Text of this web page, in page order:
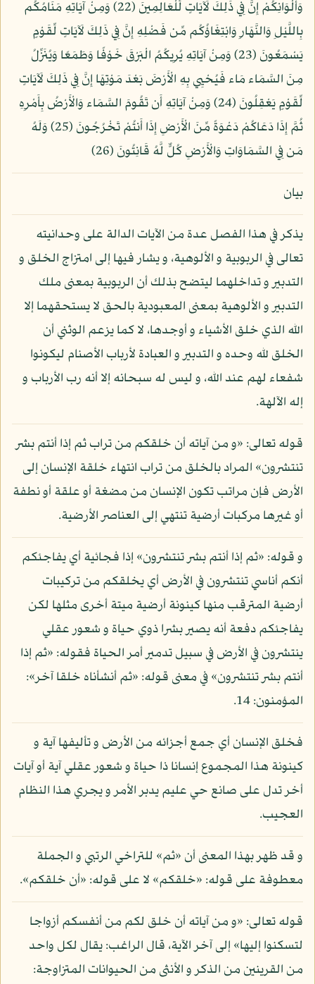
وَأَلْوَانِكُمْ إِنَّ فِي ذَلِكَ لَآيَاتٍ لِّلْعَالِمِينَ (22) وَمِنْ آيَاتِهِ مَنَامُكُم
بِاللَّيْلِ وَالنَّهَارِ وَابْتِغَاؤُكُم مِّن فَضْلِهِ إِنَّ فِي ذَلِكَ لَآيَاتٍ لِّقَوْمٍ
يَسْمَعُونَ (23) وَمِنْ آيَاتِهِ يُرِيكُمُ الْبَرْقَ خَوْفًا وَطَمَعًا وَيُنَزِّلُ
مِنَ السَّمَاء مَاء فَيُحْيِي بِهِ الْأَرْضَ بَعْدَ مَوْتِهَا إِنَّ فِي ذَلِكَ لَآيَاتٍ
لِّقَوْمٍ يَعْقِلُونَ (24) وَمِنْ آيَاتِهِ أَن تَقُومَ السَّمَاء وَالْأَرْضُ بِأَمْرِهِ
ثُمَّ إِذَا دَعَاكُمْ دَعْوَةً مِّنَ الْأَرْضِ إِذَا أَنتُمْ تَخْرُجُونَ (25) وَلَهُ
مَن فِي السَّمَاوَاتِ وَالْأَرْضِ كُلٌّ لَّهُ قَانِتُونَ (26)
بيان
يذكر في هذا الفصل عدة من الآيات الدالة على وحدانيته
تعالى في الربوبية و الألوهية، و يشار فيها إلى امتزاج الخلق و
التدبير و تداخلهما ليتضح بذلك أن الربوبية بمعنى ملك
التدبير و الألوهية بمعنى المعبودية بالحق لا يستحقهما إلا
الله الذي خلق الأشياء و أوجدها، لا كما يزعم الوثني أن
الخلق لله وحده و التدبير و العبادة لأرباب الأصنام ليكونوا
شفعاء لهم عند الله، و ليس له سبحانه إلا أنه رب الأرباب و
إله الآلهة.
قوله تعالى: «و من آياته أن خلقكم من تراب ثم إذا أنتم بشر
تنتشرون» المراد بالخلق من تراب انتهاء خلقة الإنسان إلى
الأرض فإن مراتب تكون الإنسان من مضغة أو علقة أو نطفة
أو غيرها مركبات أرضية تنتهي إلى العناصر الأرضية.
و قوله: «ثم إذا أنتم بشر تنتشرون» إذا فجائية أي يفاجئكم
أنكم أناسي تنتشرون في الأرض أي يخلقكم من تركيبات
أرضية المترقب منها كينونة أرضية ميتة أخرى مثلها لكن
يفاجئكم دفعة أنه يصير بشرا ذوي حياة و شعور عقلي
ينتشرون في الأرض في سبيل تدمير أمر الحياة فقوله: «ثم إذا
أنتم بشر تنتشرون» في معنى قوله: «ثم أنشأناه خلقا آخر»:
المؤمنون: 14.
فخلق الإنسان أي جمع أجزائه من الأرض و تأليفها آية و
كينونة هذا المجموع إنسانا ذا حياة و شعور عقلي آية أو آيات
أخر تدل على صانع حي عليم يدبر الأمر و يجري هذا النظام
العجيب.
و قد ظهر بهذا المعنى أن «ثم» للتراخي الرتبي و الجملة
معطوفة على قوله: «خلقكم» لا على قوله: «أن خلقكم».
قوله تعالى: «و من آياته أن خلق لكم من أنفسكم أزواجا
لتسكنوا إليها» إلى آخر الآية، قال الراغب: يقال لكل واحد
من القرينين من الذكر و الأنثى من الحيوانات المتزاوجة: